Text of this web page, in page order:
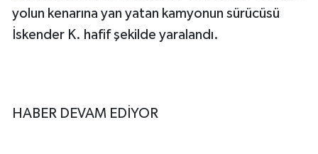
yolun kenarına yan yatan kamyonun sürücüsü
İskender K. hafif şekilde yaralandı.
HABER DEVAM EDİYOR